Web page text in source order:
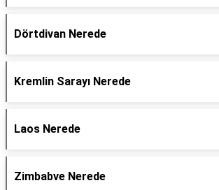
Dörtdivan Nerede
Kremlin Sarayı Nerede
Laos Nerede
Zimbabve Nerede